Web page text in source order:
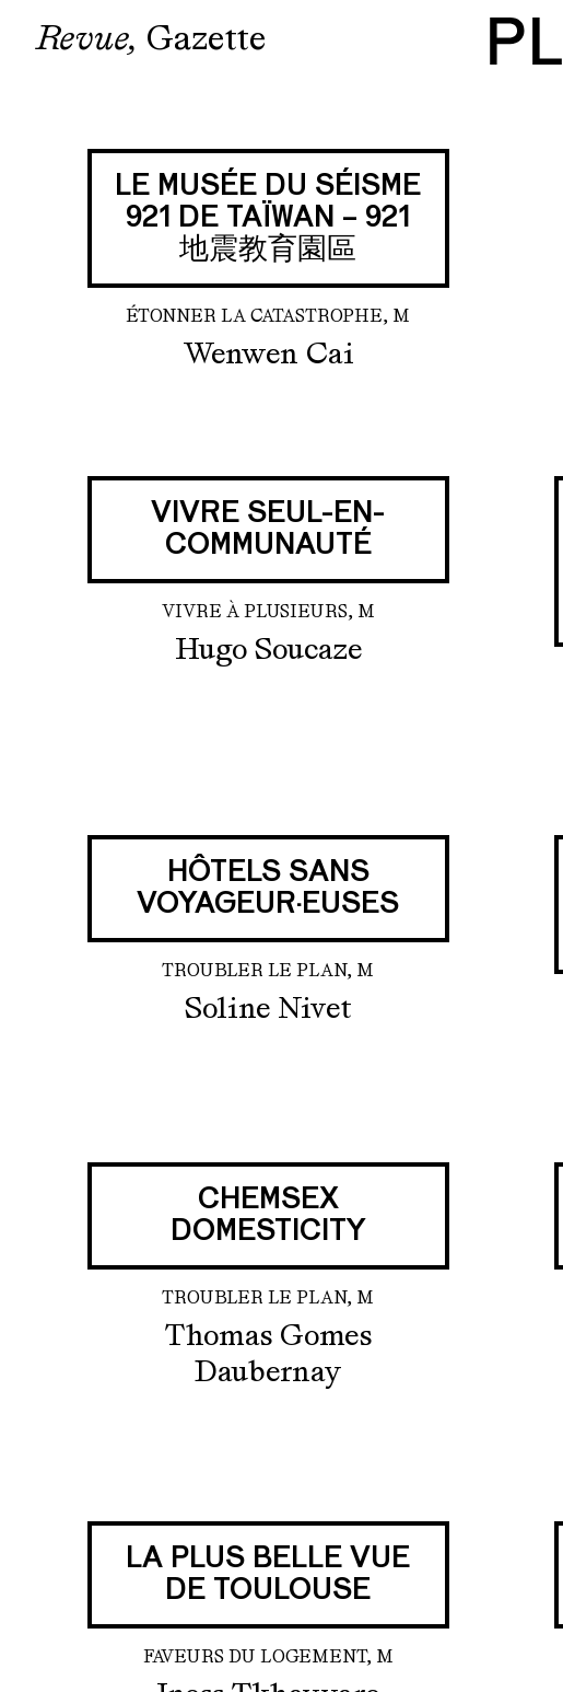
Revue Gazette
LE MUSÉE DU SÉISME
921 DE TAÏWAN – 921
地震教育園區
ÉTONNER LA CATASTROPHE, M
Wenwen Cai
VIVRE SEUL-EN-
COMMUNAUTÉ
VIVRE À PLUSIEURS, M
Hugo Soucaze
HÔTELS SANS
VOYAGEUR·EUSES
TROUBLER LE PLAN, M
Soline Nivet
CHEMSEX
DOMESTICITY
TROUBLER LE PLAN, M
Thomas Gomes
Daubernay
LA PLUS BELLE VUE
DE TOULOUSE
FAVEURS DU LOGEMENT, M